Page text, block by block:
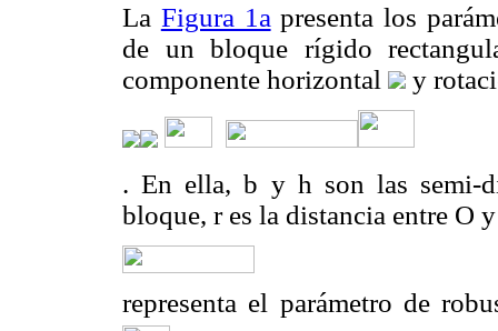
La Figura 1a presenta los
de un bloque rígido
componente horizontal
y
. En ella, b y h son las semi-
bloque, r es la distancia entre O
representa el parámetro de